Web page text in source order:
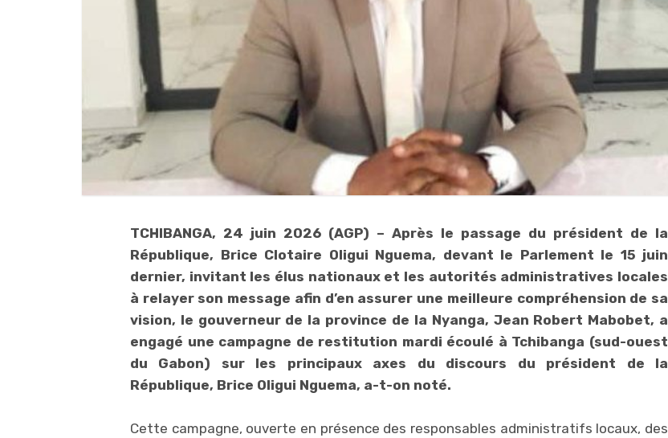
TCHIBANGA, 24 juin 2026 (AGP) – Après le passage du président de la
République, Brice Clotaire Oligui Nguema, devant le Parlement le 15 juin
dernier, invitant les élus nationaux et les autorités administratives locales
à relayer son message afin d’en assurer une meilleure compréhension de sa
vision, le gouverneur de la province de la Nyanga, Jean Robert Mabobet, a
engagé une campagne de restitution mardi écoulé à Tchibanga (sud-ouest
du Gabon) sur les principaux axes du discours du président de la
République, Brice Oligui Nguema, a-t-on noté.
Cette campagne, ouverte en présence des responsables administratifs locaux, des